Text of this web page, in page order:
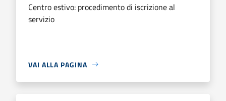
Centro estivo: procedimento di iscrizione al
servizio
VAI ALLA PAGINA